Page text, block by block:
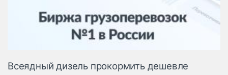
Всеядный дизель прокормить дешевле